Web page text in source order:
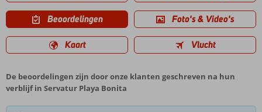
Beoordelingen Foto's & Video's
Kaart Vlucht
De beoordelingen zijn door onze klanten geschreven na hun
verblijf in Servatur Playa Bonita